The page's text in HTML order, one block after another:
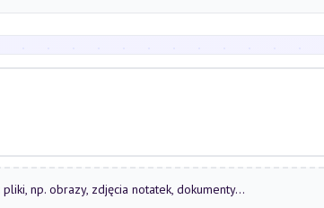
np. obrazy, zdjęcia notatek, dokumenty...